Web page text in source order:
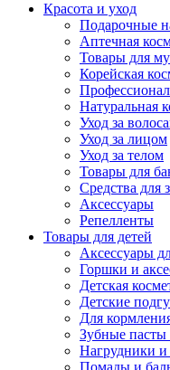
Красота и уход
Подарочные
Аптечная
Товары для
Корейская
Натуральная
Уход за
Уход за лицом
Уход за телом
Товары для
Средства для
Аксессуары
Репелленты
Товары для детей
Аксессуары
Горшки и
Детская
Детские
Для
Зубные
Нагрудники и
Помады и